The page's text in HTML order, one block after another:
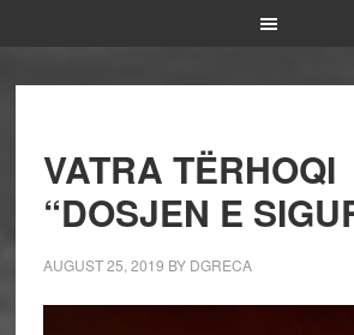
VATRA TËRHOQI
“DOSJEN E
AUGUST 25, 2019 BY DGRECA